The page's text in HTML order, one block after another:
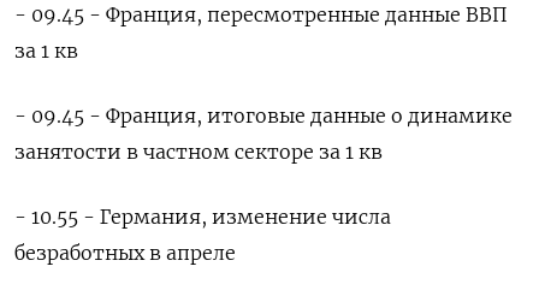
- 09.45 - Франция, пересмотренные данные ВВП
за 1 кв
- 09.45 - Франция, итоговые данные о динамике
занятости в частном секторе за 1 кв
- 10.55 - Германия, изменение числа
безработных в апреле